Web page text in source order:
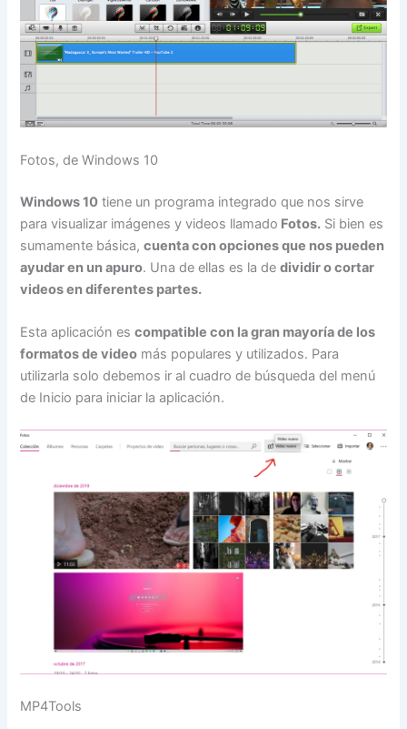
Fotos, de Windows 10
Windows 10 tiene un programa integrado que nos sirve
para visualizar imágenes y videos llamado Fotos. Si bien es
sumamente básica,cuenta con opciones que nos pueden
ayudar en un apuro. Una de ellas es la dedividir o cortar
videos en diferentes partes.
Esta aplicación escompatible con la gran mayoría de los
formatos de video más populares y utilizados. Para
utilizarla solo debemos ir al cuadro de búsqueda del menú
de Inicio para iniciar la aplicación.
MP4Tools